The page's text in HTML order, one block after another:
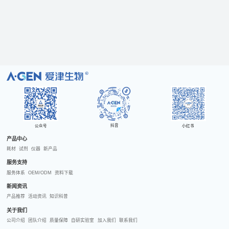
R
公众号 抖音 小红书
产品中心
耗材 试剂 仪器 新产品
服务支持
服务体系 OEM/ODM 资料下载
新闻资讯
产品推荐 活动资讯 知识科普
关于我们
公司介绍 团队介绍 质量保障 自研实验室 加入我们 联系我们